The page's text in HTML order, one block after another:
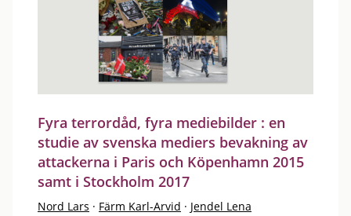
Fyra terrordåd, fyra mediebilder : en
studie av svenska mediers bevakning av
attackerna i Paris och Köpenhamn 2015
samt i Stockholm 2017
Nord Lars · Färm Karl-Arvid · Jendel Lena